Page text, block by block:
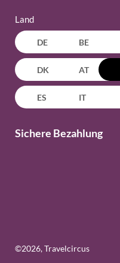
Land
DE BE
DK AT
ES IT
Sichere Bezahlung
©2026, Travelcircus